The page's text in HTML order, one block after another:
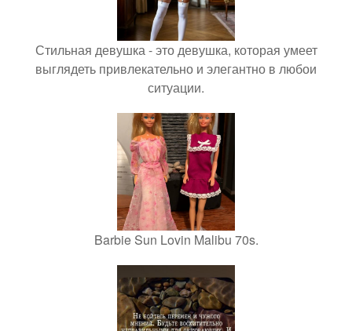
Стильная девушка - это девушка, которая умеет
выглядеть привлекательно и элегантно в любои
ситуации.
Barbie Sun Lovin Malibu 70s.